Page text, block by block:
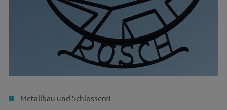
Metallbau und Schlosserei